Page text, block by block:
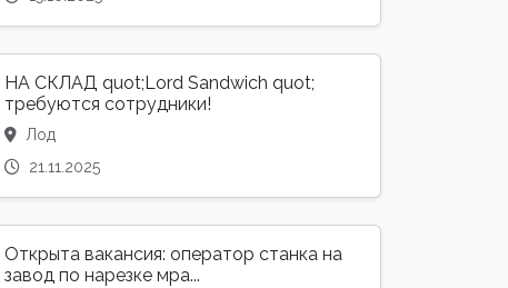
НА СКЛАД quot;Lord Sandwich quot;
требуются сотрудники!
Лод
21.11.2025
Открыта вакансия: оператор станка на
завод по нарезке мра...